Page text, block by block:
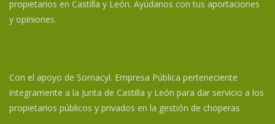
propietarios en Castilla y León. Ayúdanos con tus aportaciones
y opiniones.
Con el apoyo de Somacyl. Empresa Pública perteneciente
íntegramente a la Junta de Castilla y León para dar servicio a los
propietarios públicos y privados en la gestión de choperas